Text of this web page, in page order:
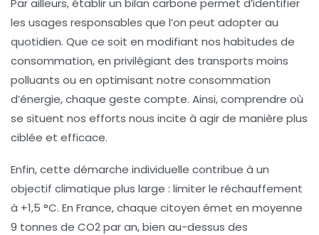
les usages responsables que l’on peut adopter au
quotidien. Que ce soit en modifiant nos habitudes de
consommation, en privilégiant des transports moins
polluants ou en optimisant notre consommation
d’énergie, chaque geste compte. Ainsi, comprendre où
se situent nos efforts nous incite à agir de manière plus
ciblée et efficace.
Enfin, cette démarche individuelle contribue à un
objectif climatique plus large : limiter le réchauffement
à +1,5 °C. En France, chaque citoyen émet en moyenne
9 tonnes de CO2 par an, bien au-dessus des